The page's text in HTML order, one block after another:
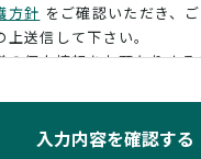
方針 をご確認いただき、
送信して下さい。
の個人情報をお預かりす
保護に努めております。
入力内容を確認する